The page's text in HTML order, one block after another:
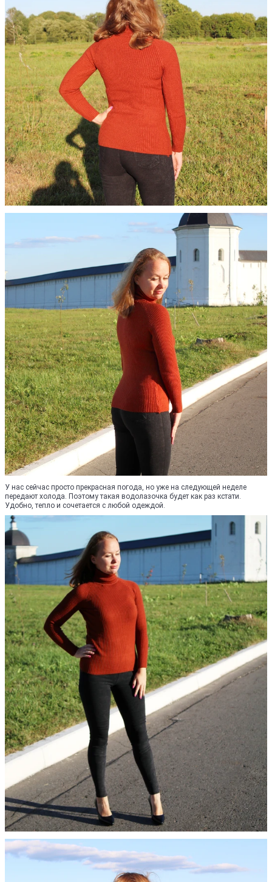
У нас сейчас просто прекрасная погода, но уже на следующей неделе
передают холода. Поэтому такая водолазочка будет как раз кстати.
Удобно, тепло и сочетается с любой одеждой.